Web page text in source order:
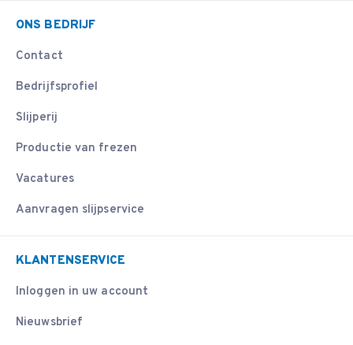
ONS BEDRIJF
Contact
Bedrijfsprofiel
Slijperij
Productie van frezen
Vacatures
Aanvragen slijpservice
KLANTENSERVICE
Inloggen in uw account
Nieuwsbrief